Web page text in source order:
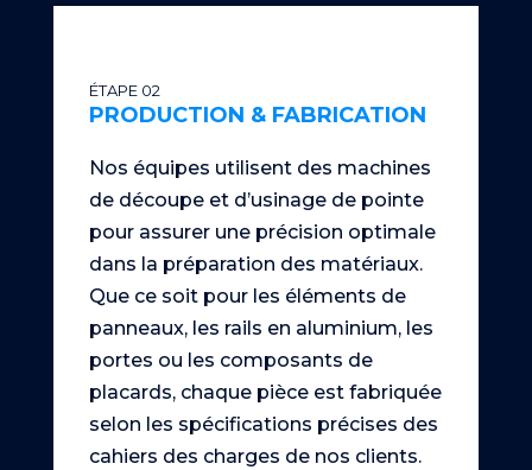
ÉTAPE 02
PRODUCTION & FABRICATION
Nos équipes utilisent des machines
de découpe et d’usinage de pointe
pour assurer une précision optimale
dans la préparation des matériaux.
Que ce soit pour les éléments de
panneaux, les rails en aluminium, les
portes ou les composants de
placards, chaque pièce est fabriquée
selon les spécifications précises des
cahiers des charges de nos clients.